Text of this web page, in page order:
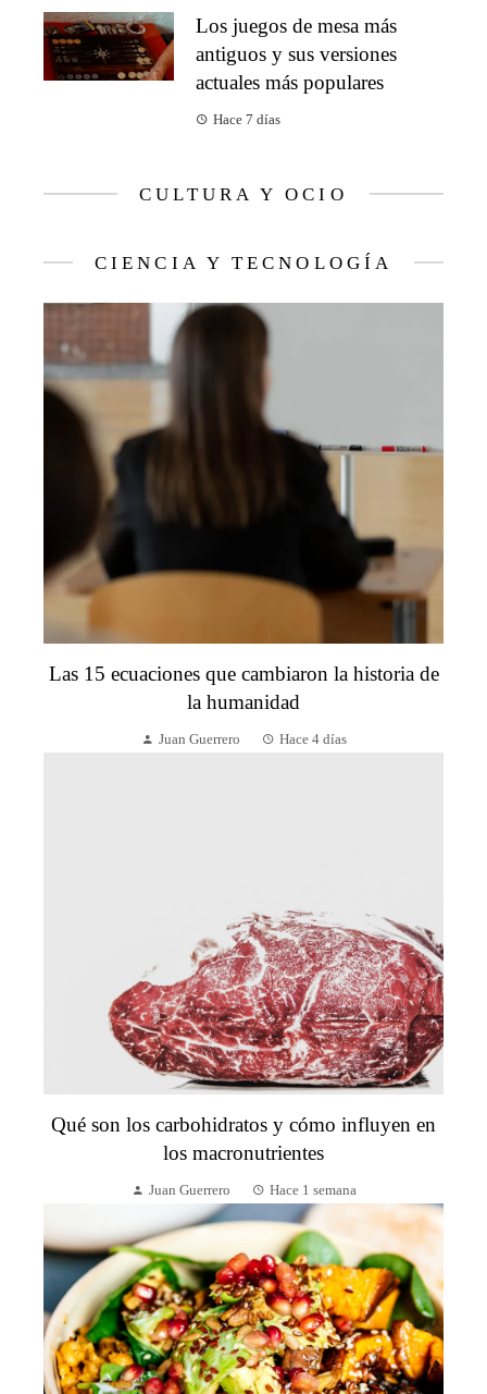
Los juegos de mesa más
antiguos y sus versiones
actuales más populares
Hace 7 días
CULTURA Y OCIO
CIENCIA Y TECNOLOGÍA
Las 15 ecuaciones que cambiaron la historia de
la humanidad
Juan Guerrero Hace 4 días
Qué son los carbohidratos y cómo influyen en
los macronutrientes
Juan Guerrero Hace 1 semana